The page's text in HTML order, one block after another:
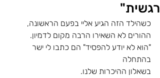
רגשית"
כשהילד הזה הגיע אליי בפעם הראשונה,
ההורים לא השאירו הרבה מקום לדמיון.
"הוא לא יודע להפסיד" הם כתבו לי ישר
בהתחלה
בשאלון ההיכרות שלנו.